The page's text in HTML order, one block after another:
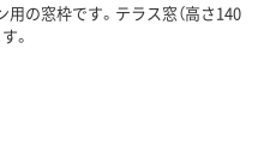
の窓枠です。テラス窓（高さ140
。